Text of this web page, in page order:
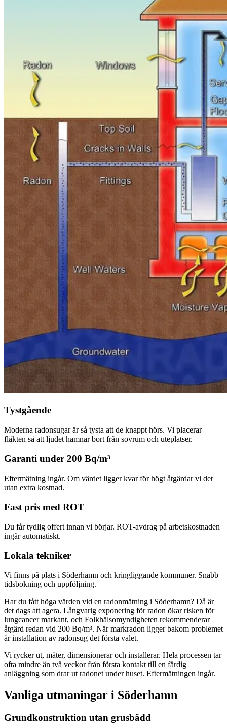
Tystgående
Moderna radonsugar är så tysta att de knappt hörs. Vi placerar
fläkten så att ljudet hamnar bort från sovrum och uteplatser.
Garanti under 200 Bq/m³
Eftermätning ingår. Om värdet ligger kvar för högt åtgärdar vi det
utan extra kostnad.
Fast pris med ROT
Du får tydlig offert innan vi börjar. ROT-avdrag på arbetskostnaden
ingår automatiskt.
Lokala tekniker
Vi finns på plats i Söderhamn och kringliggande kommuner. Snabb
tidsbokning och uppföljning.
Har du fått höga värden vid en radonmätning i Söderhamn? Då är
det dags att agera. Långvarig exponering för radon ökar risken för
lungcancer markant, och Folkhälsomyndigheten rekommenderar
åtgärd redan vid 200 Bq/m³. När markradon ligger bakom problemet
är installation av radonsug det första valet.
Vi rycker ut, mäter, dimensionerar och installerar. Hela processen tar
ofta mindre än två veckor från första kontakt till en färdig
anläggning som drar ut radonet under huset. Eftermätningen ingår.
Vanliga utmaningar i Söderhamn
Grundkonstruktion utan grusbädd